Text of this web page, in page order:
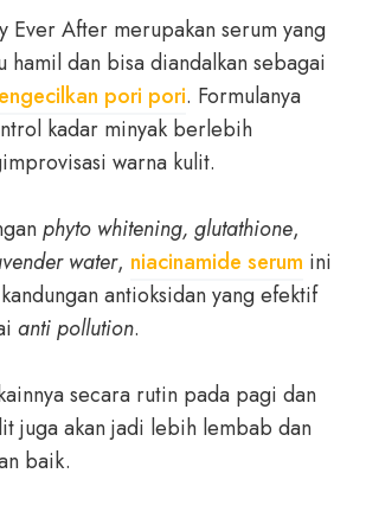
Ever After merupakan serum yang
hamil dan bisa diandalkan sebagai
pori pori. Formulanya
kadar minyak berlebih
warna kulit.
phyto whitening, glutathione,
water, niacinamide serum ini
antioksidan yang efektif
anti pollution.
secara rutin pada pagi dan
juga akan jadi lebih lembab dan
baik.